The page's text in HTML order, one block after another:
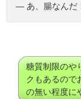
— あ、腸なんだ
糖質制限のや
クもあるので
の無い程度に